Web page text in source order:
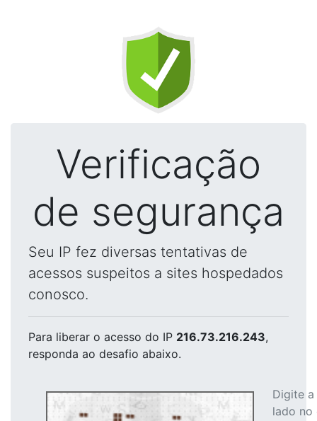
Verificação
de segurança
Seu IP fez diversas tentativas de
acessos suspeitos a sites hospedados
conosco.
Para liberar o acesso do IP 216.73.216.243,
responda ao desafio abaixo.
Digite
lado no